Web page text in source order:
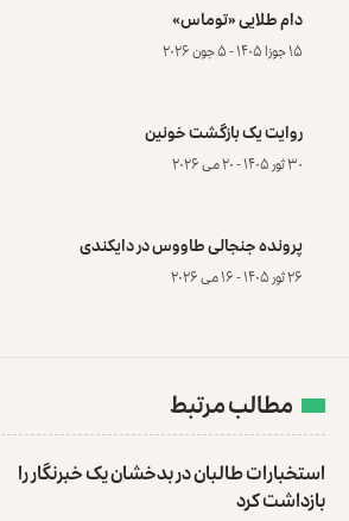
دام طلایی «توماس»
۱۵ جوزا ۱۴۰۵ - ۵ جون ۲۰۲۶
روایت یک بازگشت خونین
۳۰ ثور ۱۴۰۵ - ۲۰ می ۲۰۲۶
پرونده‌ جنجالی طاووس در دایکندی
۲۶ ثور ۱۴۰۵ - ۱۶ می ۲۰۲۶
مطالب مرتبط
استخبارات طالبان در بدخشان یک خبرنگار را
بازداشت کرد